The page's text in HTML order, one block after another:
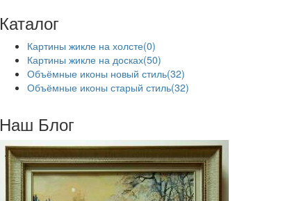
Каталог
Картины жикле на холсте(0)
Картины жикле на досках(50)
Объёмные иконы новый стиль(32)
Объёмные иконы старый стиль(32)
Наш Блог